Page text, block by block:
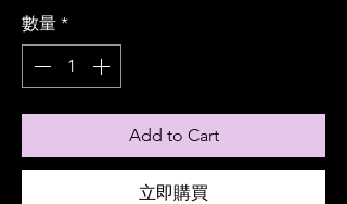
數量 *
Add to Cart
立即購買